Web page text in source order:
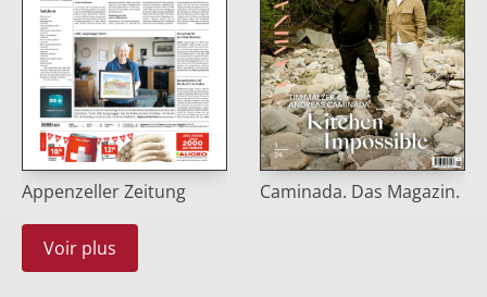
Appenzeller Zeitung Caminada. Das Magazin.
Voir plus